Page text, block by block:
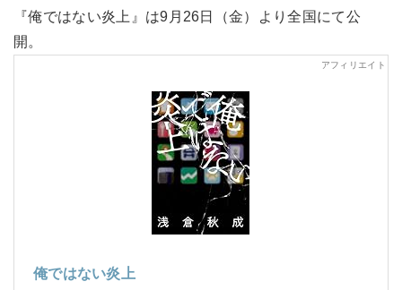
『俺ではない炎上』は9月26日（金）より全国にて公
開。
俺ではない炎上